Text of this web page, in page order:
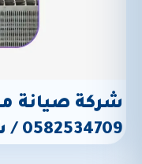
شركة صيانة
0582534709 / شركة المهندس